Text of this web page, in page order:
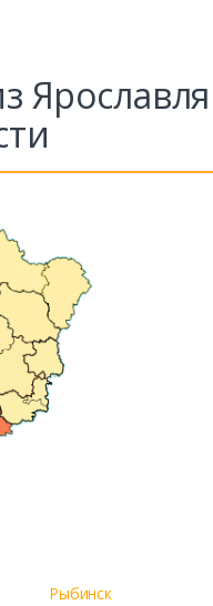
Ярославля
Рыбинск